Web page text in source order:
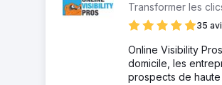
Transformer les
35
Online Visibility
domicile, les
prospects de